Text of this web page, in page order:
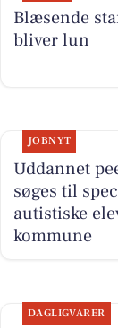
Blæsende
bliver lun
JOBNYT
Uddannet
søges til
autistiske
kommune
DAGLIGVARER